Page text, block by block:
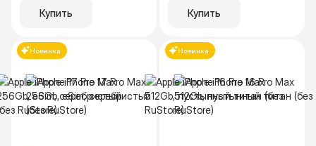
Купить Купить
Новинка Новинка